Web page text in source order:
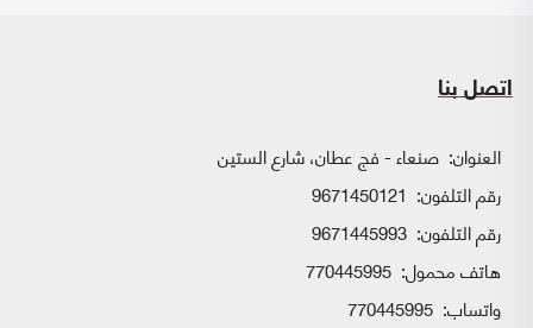
اتصل بنا
العنوان: صنعاء - فج عطان، شارع الستين
رقم التلفون: 9671450121
رقم التلفون: 9671445993
هاتف محمول: 770445995
واتساب: